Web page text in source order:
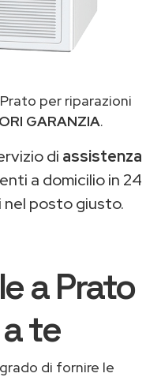
per riparazioni
GARANZIA.
di assistenza
a domicilio in 24
nel posto giusto.
a Prato
te
di fornire le